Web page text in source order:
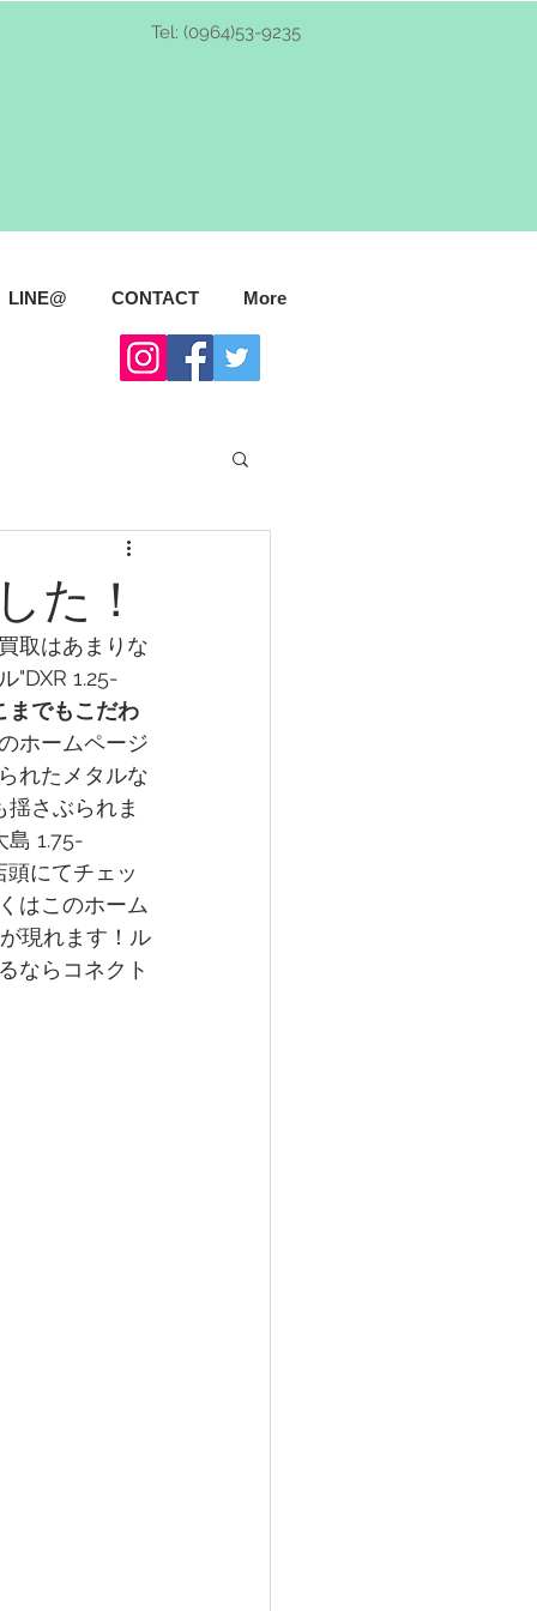
Tel: (0964)53-9235
LINE@ CONTACT More
た！
取はあまりな
"DXR 1.25-
までもこだわ
ホームページ
れたメタルな
さぶられま
島 1.75-
にてチェッ
はこのホーム
現れます！ル
ならコネクト